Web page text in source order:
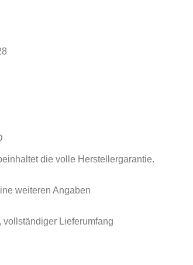
die volle Herstellergarantie.
weiteren Angaben
Lieferumfang